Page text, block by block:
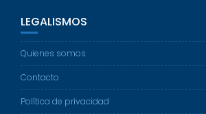
LEGALISMOS
Quienes somos
Contacto
Política de privacidad